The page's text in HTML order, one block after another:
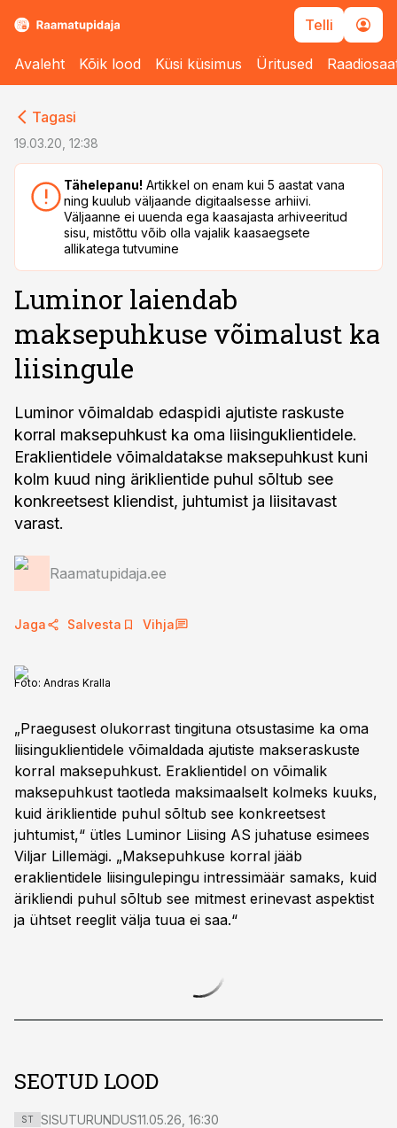
Telli
Avaleht Kõik lood Küsi küsimus Üritused
Tagasi
19.03.20, 12:38
Tähelepanu! Artikkel on enam kui 5 aastat vana
ning kuulub väljaande digitaalsesse arhiivi.
Väljaanne ei uuenda ega kaasajasta arhiveeritud
sisu, mistõttu võib olla vajalik kaasaegsete
allikatega tutvumine
Luminor laiendab
maksepuhkuse võimalust ka
liisingule
Luminor võimaldab edaspidi ajutiste raskuste
korral maksepuhkust ka oma liisinguklientidele.
Eraklientidele võimaldatakse maksepuhkust kuni
kolm kuud ning äriklientide puhul sõltub see
konkreetsest kliendist, juhtumist ja liisitavast
varast.
Raamatupidaja.ee
Jaga Salvesta Vihja
Foto: Andras Kralla
„Praegusest olukorrast tingituna otsustasime ka oma
liisinguklientidele võimaldada ajutiste makseraskuste
korral maksepuhkust. Eraklientidel on võimalik
maksepuhkust taotleda maksimaalselt kolmeks kuuks,
kuid äriklientide puhul sõltub see konkreetsest
juhtumist,“ ütles Luminor Liising AS juhatuse esimees
Viljar Lillemägi. „Maksepuhkuse korral jääb
eraklientidele liisingulepingu intressimäär samaks, kuid
ärikliendi puhul sõltub see mitmest erinevast aspektist
ja ühtset reeglit välja tuua ei saa.“
SEOTUD LOOD
ST SISUTURUNDUS11.05.26, 16:30